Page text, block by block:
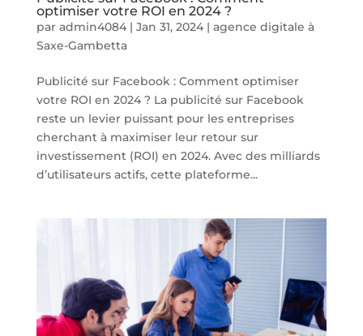
optimiser votre ROI en 2024 ?
par admin4084| Jan 31, 2024| agence digitale à
Saxe-Gambetta
Publicité sur Facebook : Comment optimiser
votre ROI en 2024 ? La publicité sur Facebook
reste un levier puissant pour les entreprises
cherchant à maximiser leur retour sur
investissement (ROI) en 2024. Avec des milliards
d’utilisateurs actifs, cette plateforme...